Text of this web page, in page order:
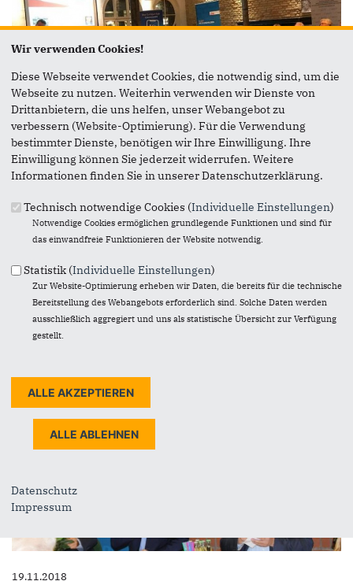
Politischer Aschermittwoch
Traditioneller Politischer Aschermittwoch
Am vergangenen Aschermittwoch veranstaltete unser
Ortsverband RE-Ost gemeinsam mit dem OV...
mehr lesen
19.11.2018
Wir verwenden Cookies!
Diese Webseite verwendet Cookies, die notwendig sind, um die
Webseite zu nutzen. Weiterhin verwenden wir Dienste von
Drittanbietern, die uns helfen, unser Webangebot zu
verbessern (Website-Optimierung). Für die Verwendung
bestimmter Dienste, benötigen wir Ihre Einwilligung. Ihre
Einwilligung können Sie jederzeit widerrufen. Weitere
Informationen finden Sie in unserer Datenschutzerklärung.
Technisch notwendige Cookies (Individuelle Einstellungen)
Notwendige Cookies ermöglichen grundlegende Funktionen und sind für
das einwandfreie Funktionieren der Website notwendig.
Statistik (Individuelle Einstellungen)
Zur Website-Optimierung erheben wir Daten, die bereits für die technische
Bereitstellung des Webangebots erforderlich sind. Solche Daten werden
ausschließlich aggregiert und uns als statistische Übersicht zur Verfügung
gestellt.
Datenschutz
Impressum